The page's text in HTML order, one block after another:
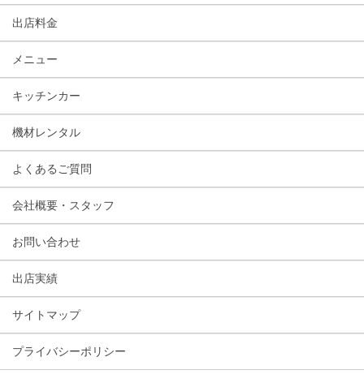
出店料金
メニュー
キッチンカー
機材レンタル
よくあるご質問
会社概要・スタッフ
お問い合わせ
出店実績
サイトマップ
プライバシーポリシー